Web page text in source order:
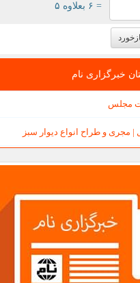
= ۶ بعلاوه ۵
خبرگزاری نام
مجلس
| مجری و طراح انواع دیوار سبز